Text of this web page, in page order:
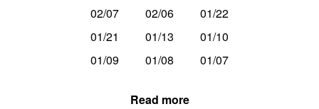
02/07 02/06
01/22
01/21
01/13
01/10
01/09
01/08 01/07
Read more